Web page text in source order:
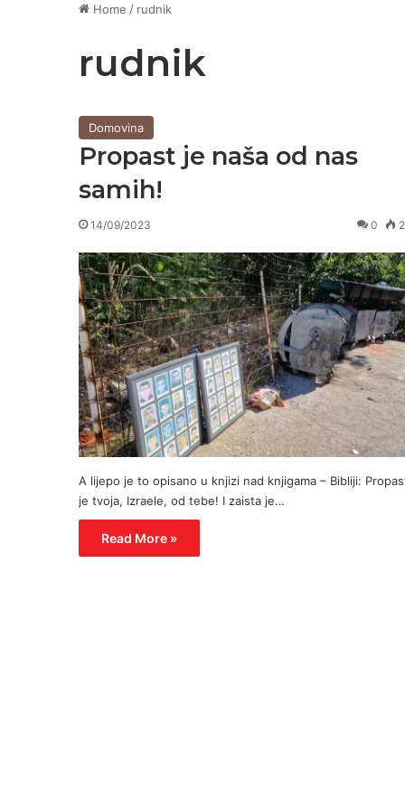
Home / rudnik
rudnik
Domovina
Propast je naša od nas
samih!
14/09/2023 0
A lijepo je to opisano u knjizi nad knjigama – Bibliji:
je tvoja, Izraele, od tebe! I zaista je…
Read More »